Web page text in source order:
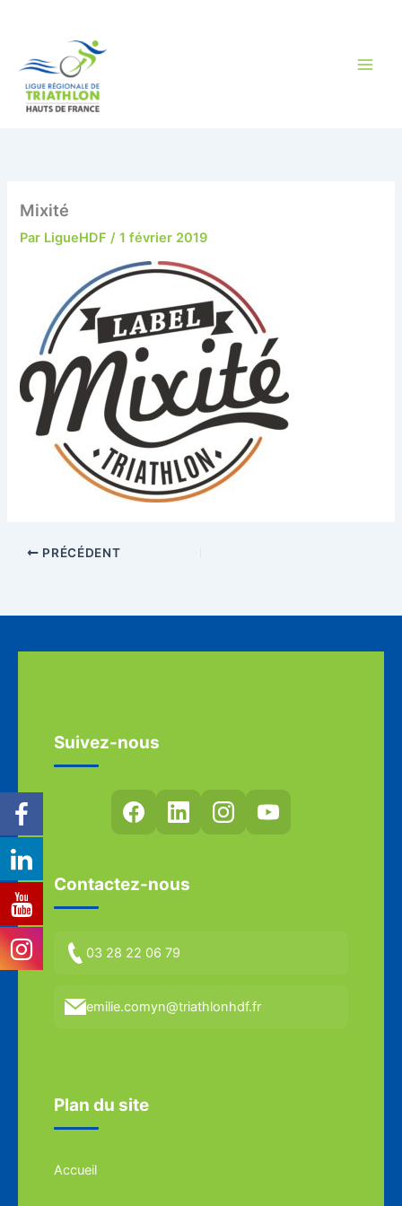
Mixité
Par LigueHDF/1 février 2019
PRÉCÉDENT
Suivez-nous
Contactez-nous
03 28 22 06 79
emilie.comyn@triathlonhdf.fr
Plan du site
Accueil